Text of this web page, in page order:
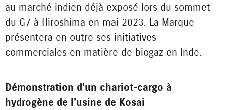
au marché indien déjà exposé lors du sommet
du G7 à Hiroshima en mai 2023. La Marque
présentera en outre ses initiatives
commerciales en matière de biogaz en Inde.
Démonstration d’un chariot-cargo à
hydrogène de l’usine de Kosai